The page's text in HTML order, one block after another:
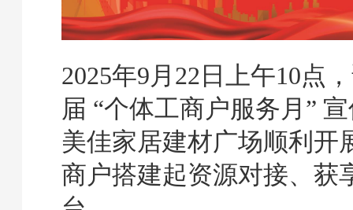
2025年9月22日上午10点
届 “个体工商户服务月”
美佳家居建材广场顺利开
商户搭建起资源对接、获